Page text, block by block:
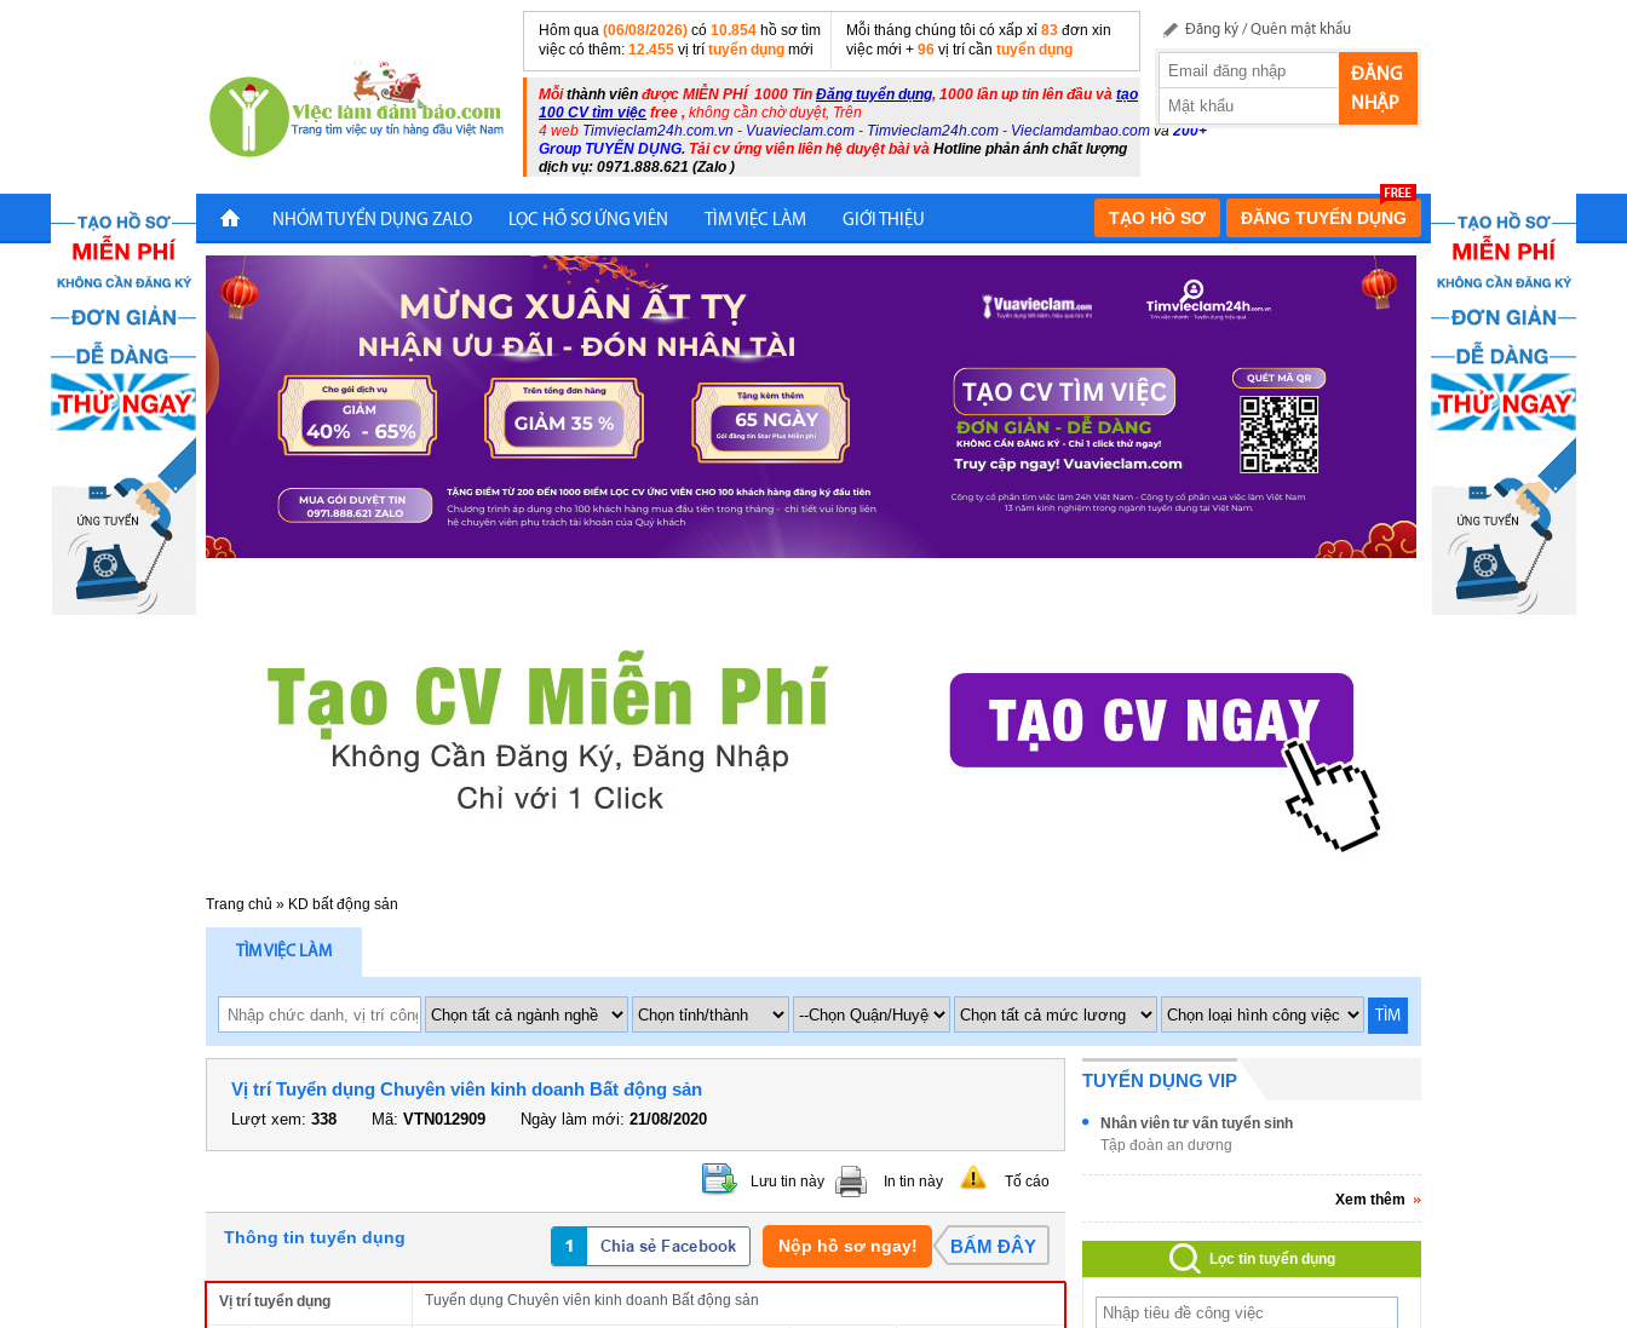
Hôm qua (06/08/2026) có 10.854 hồ sơ tìm
việc có thêm: 12.455 vị trí tuyển dụng mới
Mỗi tháng chúng tôi có xấp xỉ 83 đơn xin
việc mới + 96 vị trí cần tuyển dụng
Mỗithành viên được MIỄN PHÍ 1000 Tin Đăng tuyển dụng, 1000 lần up tin lên đầu và tạo
100 CV tìm việc free , không cần chờ duyệt, Trên
4 web Timvieclam24h.com.vn - Vuavieclam.com - Timvieclam24h.com - Vieclamdambao.com và 200+
Group TUYỂN DỤNG. Tải cv ứng viên liên hệ duyệt bài và Hotline phản ánh chất lượng
dịch vụ: 0971.888.621 (Zalo )
Đăng ký /Quên mật khẩu
ĐĂNG
NHẬP
NHÓM TUYỂN DỤNG ZALO LỌC HỒ SƠ ỨNG VIÊN TÌM VIỆC LÀM GIỚI THIỆU ĐĂNG TUYỂN DỤNG
TẠO HỒ SƠ
Trang chủ » KD bất động sản
TÌM VIỆC LÀM
TÌM
Vị trí Tuyển dụng Chuyên viên kinh doanh Bất động sản
Lượt xem: 338 Mã: VTN012909 Ngày làm mới: 21/08/2020
Lưu tin này In tin này Tố cáo
Thông tin tuyển dụng Nộp hồ sơ ngay! BẤM ĐÂY
Vị trí tuyển dụng Tuyển dụng Chuyên viên kinh doanh Bất động sản
TUYỂN DỤNG VIP
Nhân viên tư vấn tuyển sinh
Tập đoàn an dương
Xem thêm
Lọc tin tuyển dụng